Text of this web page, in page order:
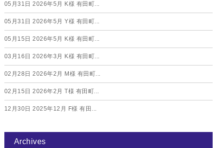
05月31日 2026年5月 K様 有田町...
05月31日 2026年5月 Y様 有田町...
05月15日 2026年5月 K様 有田町...
03月16日 2026年3月 K様 有田町...
02月28日 2026年2月 M様 有田町...
02月15日 2026年2月 T様 有田町...
12月30日 2025年12月 F様 有田...
Archives